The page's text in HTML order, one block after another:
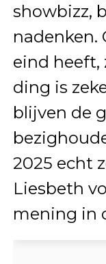
showbizz,
nadenken.
eind heeft,
ding is
blijven de
2025 echt
Liesbeth
mening in